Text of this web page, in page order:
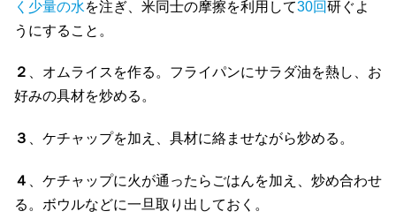
く少量の水を注ぎ、米同士の摩擦を利用して30回研ぐよ
うにすること。
２ 、オムライスを作る。フライパンにサラダ油を熱し、お
好みの具材を炒める。
３ 、ケチャップを加え、具材に絡ませながら炒める。
４
、ケチャップに火が通ったらごはんを加え、炒め合わせ
る。ボウルなどに一旦取り出しておく。